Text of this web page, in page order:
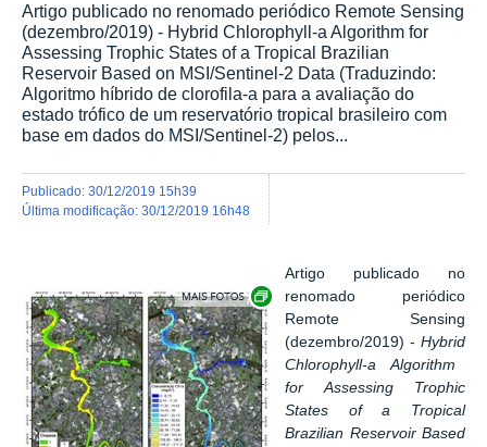
Artigo publicado no renomado periódico Remote Sensing
(dezembro/2019) - Hybrid Chlorophyll-a Algorithm for
Assessing Trophic States of a Tropical Brazilian
Reservoir Based on MSI/Sentinel-2 Data (Traduzindo:
Algoritmo híbrido de clorofila-a para a avaliação do
estado trófico de um reservatório tropical brasileiro com
base em dados do MSI/Sentinel-2) pelos...
publicado: 30/12/2019 15h39
última modificação: 30/12/2019 16h48
Exibir carrossel de imagens
Artigo publicado no
renomado periódico
Remote Sensing
(dezembro/2019) - Hybrid
Chlorophyll-a Algorithm
for Assessing Trophic
States of a Tropical
Brazilian Reservoir Based